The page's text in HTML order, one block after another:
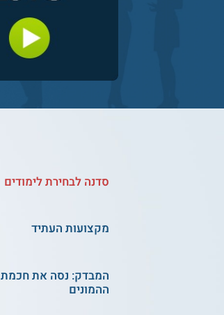
סדנה לבחירת לימודים
מקצועות העתיד
המבדק: נסה את חכמת
ההמונים